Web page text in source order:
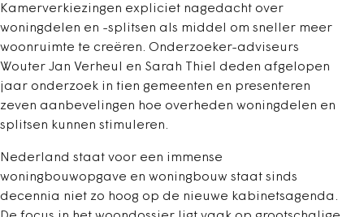
Kamerverkiezingen expliciet nagedacht over
woningdelen en -splitsen als middel om sneller meer
woonruimte te creëren. Onderzoeker-adviseurs
Wouter Jan Verheul en Sarah Thiel deden afgelopen
jaar onderzoek in tien gemeenten en presenteren
zeven aanbevelingen hoe overheden woningdelen en
splitsen kunnen stimuleren.
Nederland staat voor een immense
woningbouwopgave en woningbouw staat sinds
decennia niet zo hoog op de nieuwe kabinetsagenda.